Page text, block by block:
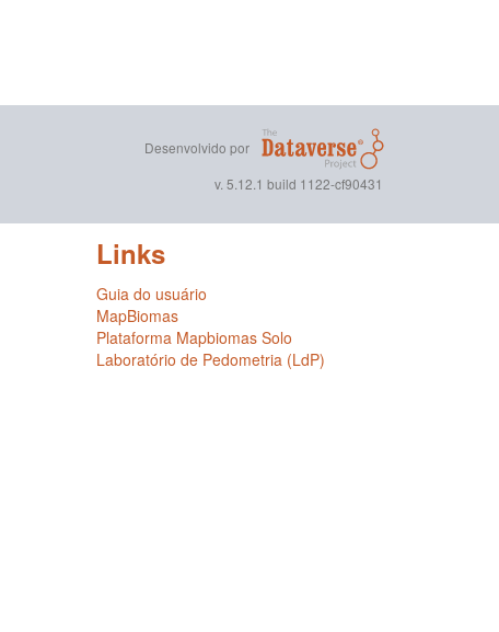
Desenvolvido por
v. 5.12.1 build 1122-cf90431
Links
Guia do usuário
MapBiomas
Plataforma Mapbiomas Solo
Laboratório de Pedometria (LdP)